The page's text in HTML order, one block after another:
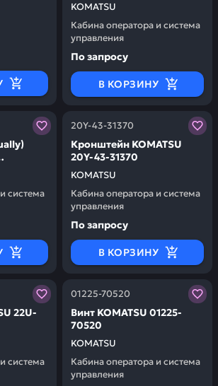
KOMATSU
Кабина оператора и система
управления
По запросу
В КОРЗИНУ
53-
система
у нас, вы получаете гарантию
20Y-43-31370
KOMATSU
Кронштейн KOMATSU
20Y-43-31370
Кабина оператора и система
управления
Заказывая запчасти у
По запросу
В КОРЗИНУ
22U-
система
у нас, вы получаете гарантию
01225-70520
KOMATSU
Винт KOMATSU 01225-
70520
Кабина оператора и система
управления
Заказывая запчасти у